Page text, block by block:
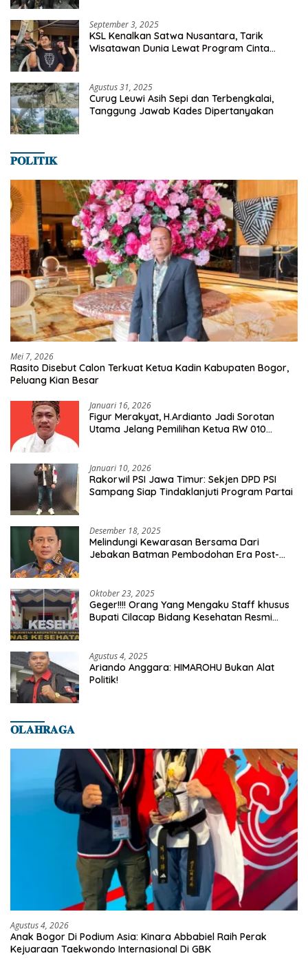
September 3, 2025
KSL Kenalkan Satwa Nusantara, Tarik
Wisatawan Dunia Lewat Program Cinta
Agustus 31, 2025
Curug Leuwi Asih Sepi dan Terbengkalai,
Tanggung Jawab Kades Dipertanyakan
𝐏𝐎𝐋𝐈𝐓𝐈𝐊
Mei 7, 2026
Rasito Disebut Calon Terkuat Ketua Kadin Kabupaten Bogor,
Peluang Kian Besar
Januari 16, 2026
Figur Merakyat, H.Ardianto Jadi Sorotan
Utama Jelang Pemilihan Ketua RW 010
Januari 10, 2026
Rakorwil PSI Jawa Timur: Sekjen DPD PSI
Sampang Siap Tindaklanjuti Program Partai
Desember 18, 2025
Melindungi Kewarasan Bersama Dari
Jebakan Batman Pembodohan Era Post-
Oktober 23, 2025
Geger!!!! Orang Yang Mengaku Staff khusus
Bupati Cilacap Bidang Kesehatan Resmi
Agustus 4, 2025
Ariando Anggara: HIMAROHU Bukan Alat
Politik!
𝐎𝐋𝐀𝐇𝐑𝐀𝐆𝐀
Agustus 4, 2026
Anak Bogor Di Podium Asia: Kinara Abbabiel Raih Perak
Kejuaraan Taekwondo Internasional Di GBK